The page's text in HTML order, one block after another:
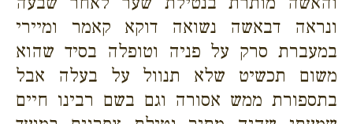
ונראה דבאשה נשואה דוקא קאמר ומיירי
במעברת סרק על פניה וטופלה בסיד שהוא
משום תכשיט שלא תנוול על בעלה אבל
בתספורת ממש אסורה וגם בשם רבינו חיים